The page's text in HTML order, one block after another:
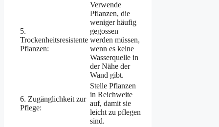
5.
Trockenheitsresistente
Pflanzen:
Verwende
Pflanzen, die
weniger häufig
gegossen
werden müssen,
wenn es keine
Wasserquelle in
der Nähe der
Wand gibt.
6. Zugänglichkeit zur
Pflege:
Stelle Pflanzen
in Reichweite
auf, damit sie
leicht zu pflegen
sind.